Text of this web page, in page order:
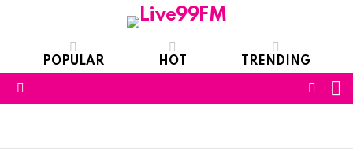
POPULAR HOT TRENDING